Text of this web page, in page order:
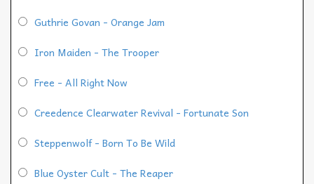
Guthrie Govan - Orange Jam
Iron Maiden - The Trooper
Free - All Right Now
Creedence Clearwater Revival - Fortunate Son
Steppenwolf - Born To Be Wild
Blue Oyster Cult - The Reaper